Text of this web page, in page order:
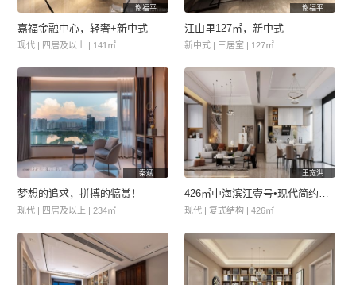
谢福平
嘉福金融中心，轻奢+新中式
现代 | 四居及以上 | 141㎡
谢福平
江山里127㎡，新中式
新中式 | 三居室 | 127㎡
秦斌
梦想的追求，拼搏的犒赏！
现代 | 四居及以上 | 234㎡
王宽洪
426㎡中海滨江壹号•现代简约风格
现代 | 复式结构 | 426㎡